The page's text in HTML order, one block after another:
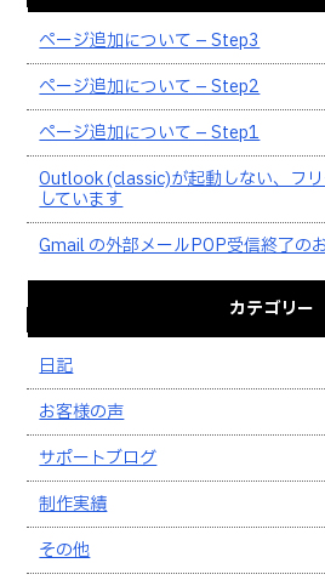
ページ追加について – Step3
ページ追加について – Step2
ページ追加について – Step1
Outlook (classic)が起動しない、フ
しています
Gmail の外部メールPOP受信終了の
カテゴリー
日記
お客様の声
サポートブログ
制作実績
その他